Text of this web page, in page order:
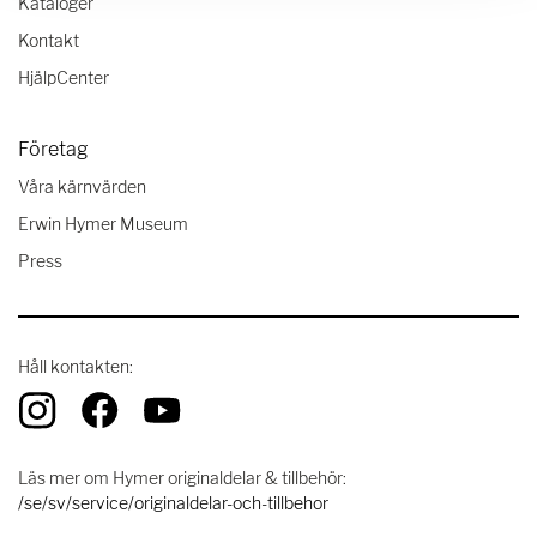
Kontakt
HjälpCenter
Företag
Våra kärnvärden
Erwin Hymer Museum
Press
Håll kontakten:
Läs mer om Hymer originaldelar & tillbehör:
/se/sv/service/originaldelar-och-tillbehor